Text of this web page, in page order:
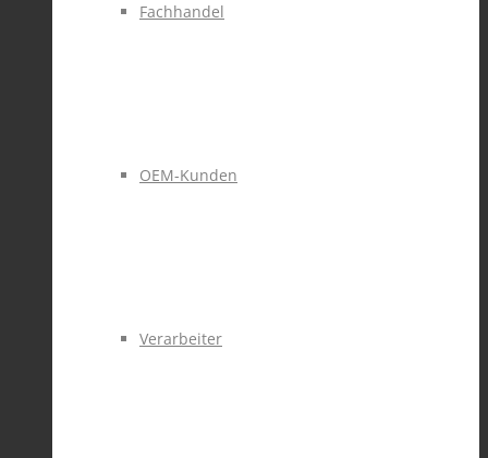
Fachhandel
OEM-Kunden
Verarbeiter